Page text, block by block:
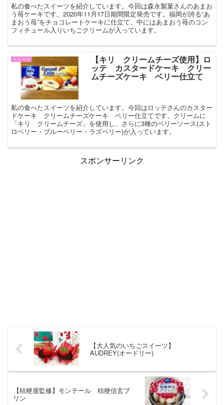
私の食べたスイーツを紹介しています。今回は森永製菓さんのあまお
う苺ケーキです。2020年11月17日期間限定発売です。福岡が誇る“あ
まおう苺”をチョコレートケーキに仕立て、中にはあまおう苺のコン
フィチュール入りいちごクリームが入っています。
スイーツ 【キリ クリームチーズ使用】ロ
ッテ カスタードケーキ クリー
ムチーズケーキ ベリー仕立て
私の食べたスイーツを紹介しています。今回はロッテさんのカスター
ドケーキ クリームチーズケーキ ベリー仕立てです。クリームに
「キリ クリームチーズ」を使用し、さらに3種のベリーソース(スト
ロベリー・ブルーベリー・ラズベリー)が入っています。
スポンサーリンク
【大人気のいちごスイーツ】
AUDREY(オードリー)
【桔梗屋監修】モンテール 桔梗信玄プ
リン